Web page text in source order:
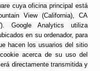
cuya oficina principal está
View (California), CA
Google Analytics utiliza
en su ordenador, para
hacen los usuarios del sitio
acerca de su uso del
directamente transmitida y